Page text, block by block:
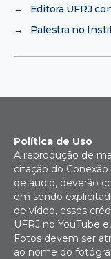
←
Editora UFRJ
→
Palestra no
Política de Uso
A reprodução de
citação do
de áudio, deverão
em sendo
de vídeo, esses
UFRJ no YouTube
Fotos devem ser
ao nome do